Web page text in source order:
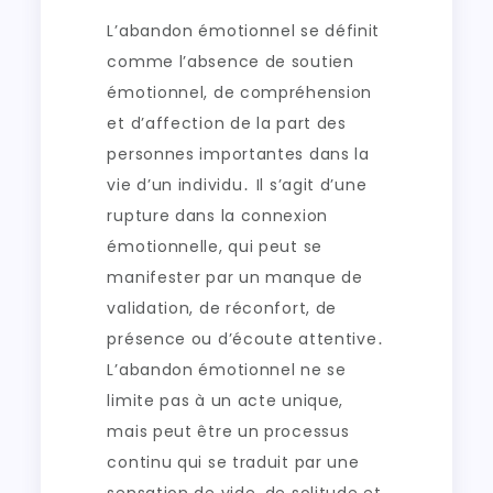
L’abandon émotionnel se définit
comme l’absence de soutien
émotionnel, de compréhension
et d’affection de la part des
personnes importantes dans la
vie d’un individu․ Il s’agit d’une
rupture dans la connexion
émotionnelle, qui peut se
manifester par un manque de
validation, de réconfort, de
présence ou d’écoute attentive․
L’abandon émotionnel ne se
limite pas à un acte unique,
mais peut être un processus
continu qui se traduit par une